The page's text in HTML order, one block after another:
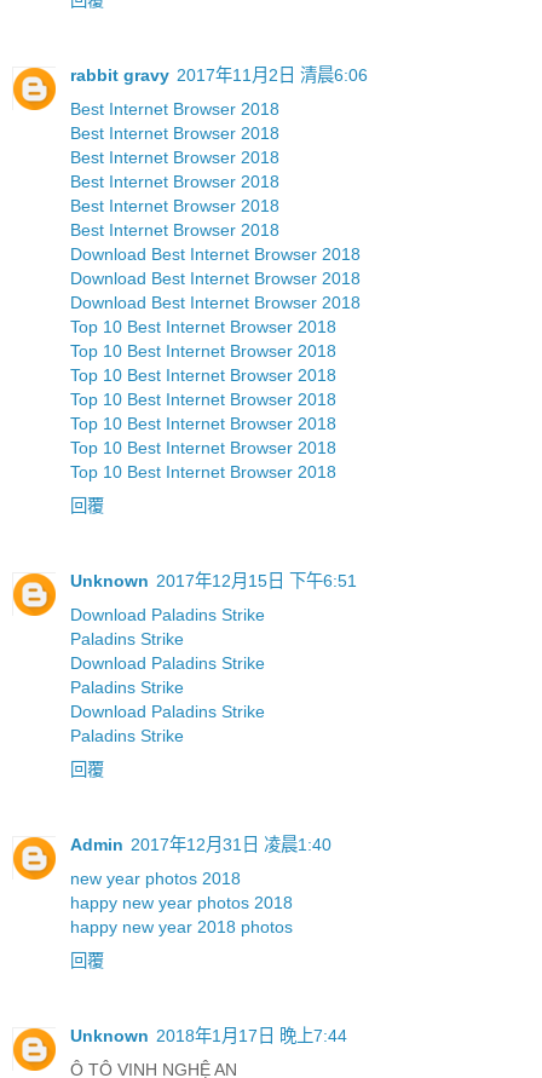
rabbit gravy 2017年11月2日 清晨6:06
Best Internet Browser 2018
Best Internet Browser 2018
Best Internet Browser 2018
Best Internet Browser 2018
Best Internet Browser 2018
Best Internet Browser 2018
Download Best Internet Browser 2018
Download Best Internet Browser 2018
Download Best Internet Browser 2018
Top 10 Best Internet Browser 2018
Top 10 Best Internet Browser 2018
Top 10 Best Internet Browser 2018
Top 10 Best Internet Browser 2018
Top 10 Best Internet Browser 2018
Top 10 Best Internet Browser 2018
Top 10 Best Internet Browser 2018
回覆
Unknown 2017年12月15日 下午6:51
Download Paladins Strike
Paladins Strike
Download Paladins Strike
Paladins Strike
Download Paladins Strike
Paladins Strike
回覆
Admin 2017年12月31日 凌晨1:40
new year photos 2018
happy new year photos 2018
happy new year 2018 photos
回覆
Unknown 2018年1月17日 晚上7:44
Ô TÔ VINH NGHỆ AN